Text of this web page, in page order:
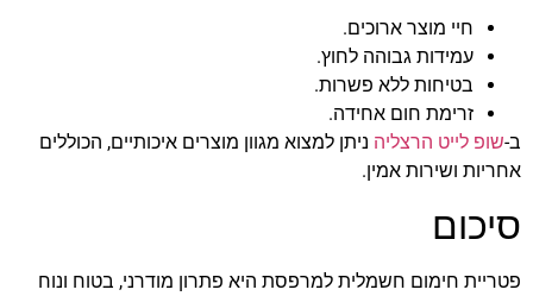
חיי מוצר ארוכים.
עמידות גבוהה לחוץ.
בטיחות ללא פשרות.
זרימת חום אחידה.
ב-שופ לייט הרצליהניתן למצוא מגוון מוצרים איכותיים, הכוללים
אחריות ושירות אמין.
סיכום
פטריית חימום חשמלית למרפסת היא פתרון מודרני, בטוח ונוח